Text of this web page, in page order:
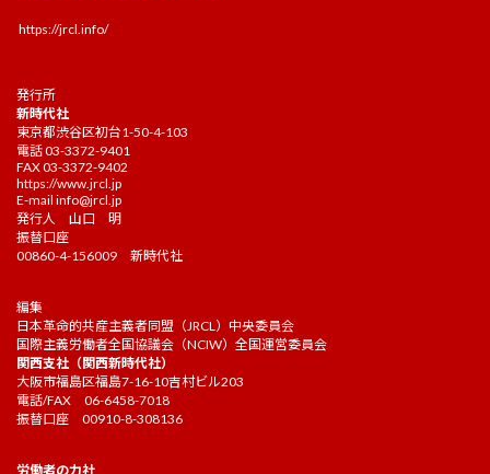
https://jrcl.info/
発行所
新時代社
東京都渋谷区初台1-50-4-103
電話 03-3372-9401
FAX 03-3372-9402
https://www.jrcl.jp
E-mail info@jrcl.jp
発行人 山口 明
振替口座
00860-4-156009 新時代社
編集
日本革命的共産主義者同盟（JRCL）中央委員会
国際主義労働者全国協議会（NCIW）全国運営委員会
関西支社（関西新時代社）
大阪市福島区福島7-16-10吉村ビル203
電話/FAX 06-6458-7018
振替口座 00910-8-308136
労働者の力社